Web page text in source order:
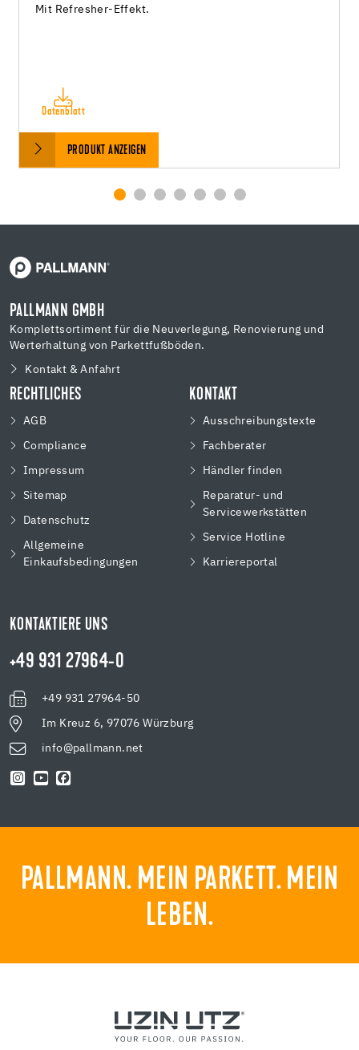
Mit Refresher-Effekt.
Datenblatt
PRODUKT ANZEIGEN
PALLMANN GMBH
Komplettsortiment für die Neuverlegung, Renovierung und
Werterhaltung von Parkettfußböden.
Kontakt & Anfahrt
RECHTLICHES
AGB
Compliance
Impressum
Sitemap
Datenschutz
Allgemeine
Einkaufsbedingungen
KONTAKT
Ausschreibungstexte
Fachberater
Händler finden
Reparatur- und
Servicewerkstätten
Service Hotline
Karriereportal
KONTAKTIERE UNS
+49 931 27964-0
+49 931 27964-50
Im Kreuz 6, 97076 Würzburg
info@pallmann.net
PALLMANN. MEIN PARKETT. MEIN
LEBEN.